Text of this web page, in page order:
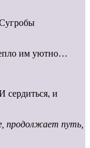
им уютно…
сердиться, и
продолжает путь,